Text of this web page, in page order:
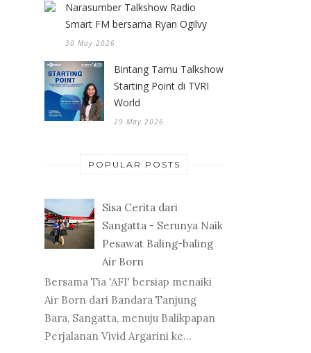
Narasumber Talkshow Radio
Smart FM bersama Ryan Ogilvy
30 May 2026
Bintang Tamu Talkshow
Starting Point di TVRI
World
29 May 2026
POPULAR POSTS
Sisa Cerita dari
Sangatta - Serunya Naik
Pesawat Baling-baling
Air Born
Bersama Tia 'AFI' bersiap menaiki
Air Born dari Bandara Tanjung
Bara, Sangatta, menuju Balikpapan
Perjalanan Vivid Argarini ke...